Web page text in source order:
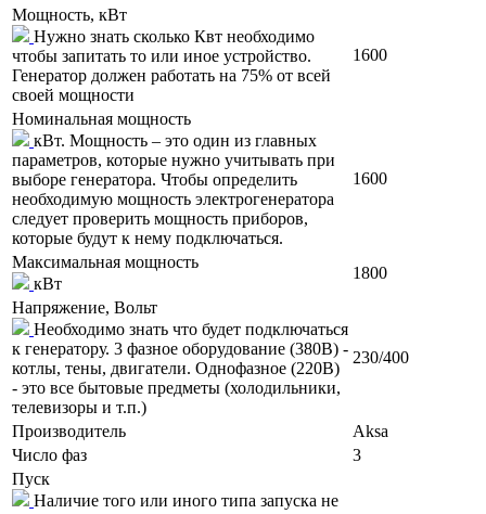
Мощность, кВт
Нужно знать сколько Квт необходимо
чтобы запитать то или иное устройство.
Генератор должен работать на 75% от всей
своей мощности
1600
Номинальная мощность
кВт. Мощность – это один из главных
параметров, которые нужно учитывать при
выборе генератора. Чтобы определить
необходимую мощность электрогенератора
следует проверить мощность приборов,
которые будут к нему подключаться.
1600
Максимальная мощность
кВт
1800
Напряжение, Вольт
Необходимо знать что будет подключаться
к генератору. 3 фазное оборудование (380В) -
котлы, тены, двигатели. Однофазное (220В)
- это все бытовые предметы (холодильники,
телевизоры и т.п.)
230/400
Производитель
Aksa
Число фаз
3
Пуск
Наличие того или иного типа запуска не